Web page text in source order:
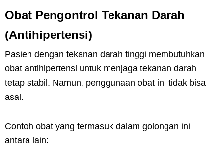
Obat Pengontrol Tekanan Darah
(Antihipertensi)
Pasien dengan tekanan darah tinggi membutuhkan
obat antihipertensi untuk menjaga tekanan darah
tetap stabil. Namun, penggunaan obat ini tidak bisa
asal.
Contoh obat yang termasuk dalam golongan ini
antara lain: